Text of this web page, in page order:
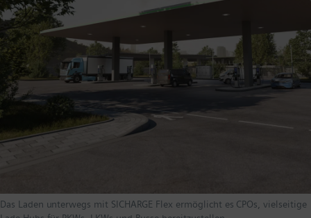
Das Laden unterwegs mit SICHARGE Flex ermöglicht es CPOs, vielseitige